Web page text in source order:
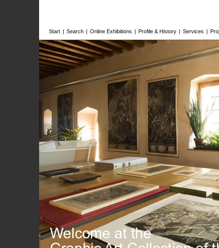
Start | Search | Online Exhibitions | Profile & History | Services |